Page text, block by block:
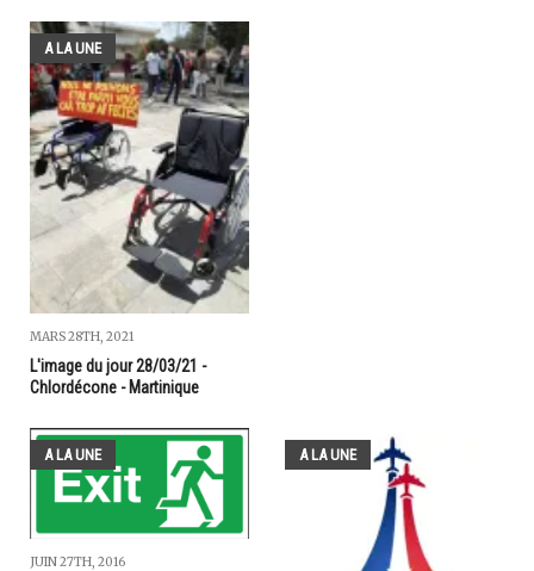
A LA UNE
MARS 28TH, 2021
L'image du jour 28/03/21 -
Chlordécone - Martinique
A LA UNE
JUIN 27TH, 2016
A LA UNE